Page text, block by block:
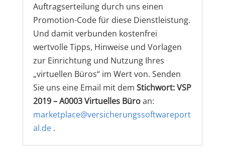
Auftragserteilung durch uns einen
Promotion-Code für diese Dienstleistung.
Und damit verbunden kostenfrei
wertvolle Tipps, Hinweise und Vorlagen
zur Einrichtung und Nutzung Ihres
„virtuellen Büros“ im Wert von. Senden
Sie uns eine Email mit dem Stichwort: VSP
2019 – A0003 Virtuelles Büroan:
marketplace@versicherungssoftwareport
al.de.